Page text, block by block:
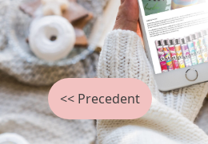
<< Precedent